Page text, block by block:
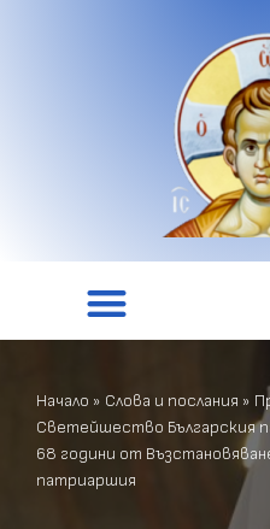
Начало » Слова и послания »
Светейшество Българския
68 години от
патриаршия